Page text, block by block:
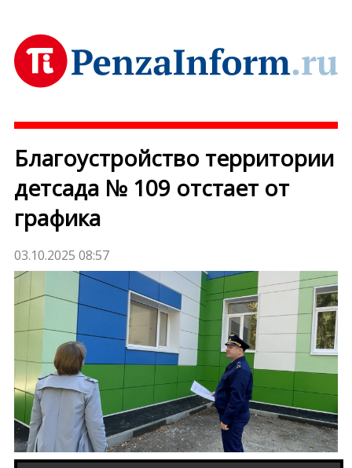
Благоустройство территории
детсада № 109 отстает от
графика
03.10.2025 08:57